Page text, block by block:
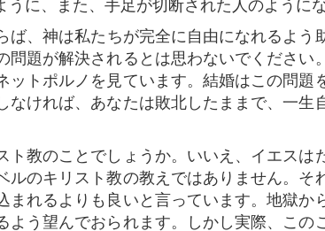
に、また、手足が切断された人のように
、神は私たちが完全に自由になれるよう
題が解決されるとは思わないでくださ
トポルノを見ています。結婚はこの問題
ければ、あなたは敗北したままで、一生
教のことでしょうか。いいえ、イエスは
のキリスト教の教えではありません。そ
れるよりも良いと言っています。地獄か
う望んでおられます。しかし実際、この